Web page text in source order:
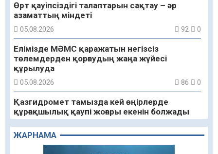
Өрт қауіпсіздігі талаптарын сақтау – әр
азаматтың міндеті
05.08.2026 92 0
Елімізде МӘМС қаражатын негізсіз
төлемдерден қорғаудың жаңа жүйесі
құрылуда
05.08.2026 86 0
Қазгидромет тамызда кей өңірлерде
құрғақшылық қаупі жоғары екенін болжады
05.08.2026 77 0
Алғашқы цифрлық жасанды интеллект
ЖАРНАМА